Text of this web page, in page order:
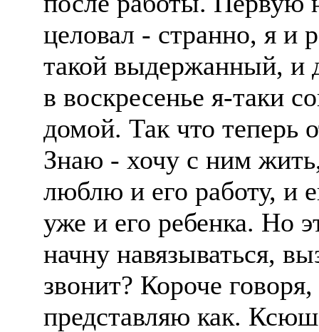
целовал - странно, я и
такой выдержанный, и
в воскресенье я-таки
домой. Так что теперь
Знаю - хочу с ним
люблю и его работу, и
уже и его ребенка. Но
начну навязываться,
звонит? Короче
представляю как.